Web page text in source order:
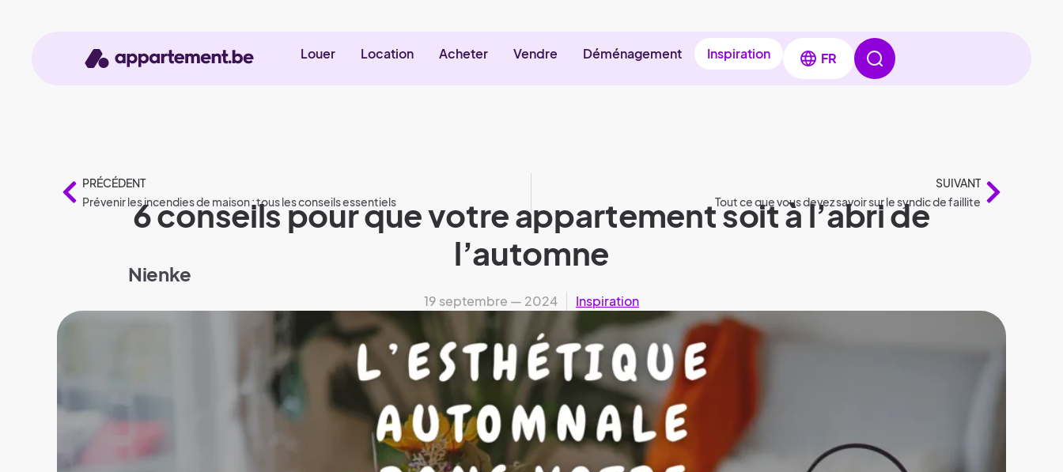
Louer Location Acheter Vendre Déménagement Inspiration FR
PRÉCÉDENT
Prévenir les incendies de maison : tous les conseils essentiels
SUIVANT
Tout ce que vous devez savoir sur le syndic de faillite
6 conseils pour que votre appartement soit à l’abri de
l’automne
Nienke
19 septembre — 2024 Inspiration